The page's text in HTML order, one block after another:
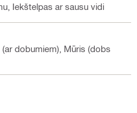
Iekštelpas ar sausu vidi
(ar dobumiem), Mūris (dobs